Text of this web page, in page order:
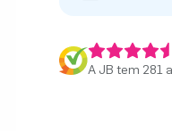
A JB tem 281